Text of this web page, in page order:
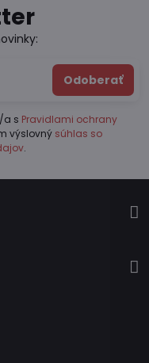
Odoberať
a s Pravidlami ochrany
výslovný súhlas so
.